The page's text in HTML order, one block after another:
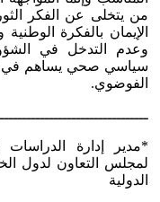
من يتخلى عن الفكر
الإيمان بالفكرة
وعدم التدخل في
سياسي صحي يساهم في
الفوضوي.
*مدير إدارة الدراسات
لمجلس التعاون لدول
الدولية